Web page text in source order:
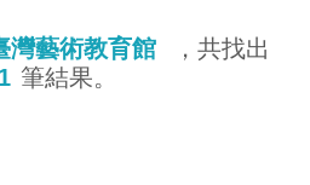
灣藝術教育館
，共找出
筆結果。